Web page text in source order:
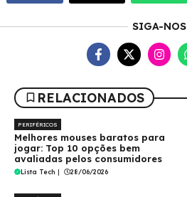
SIGA-NOS
RELACIONADOS
PERIFÉRICOS
Melhores mouses baratos para
jogar: Top 10 opções bem
avaliadas pelos consumidores
Lista Tech | 28/06/2026